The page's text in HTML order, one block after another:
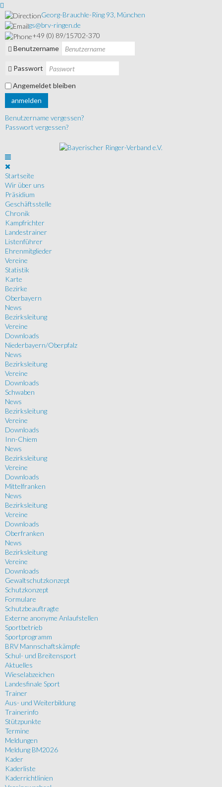
Georg-Brauchle-Ring 93, München
gs@brv-ringen.de
+49 (0) 89/15702-370
Benutzername
Passwort
Angemeldet bleiben
anmelden
Benutzername vergessen?
Passwort vergessen?
Startseite
Wir über uns
Präsidium
Geschäftsstelle
Chronik
Kampfrichter
Landestrainer
Listenführer
Ehrenmitglieder
Vereine
Statistik
Karte
Bezirke
Oberbayern
News
Bezirksleitung
Vereine
Downloads
Niederbayern/Oberpfalz
News
Bezirksleitung
Vereine
Downloads
Schwaben
News
Bezirksleitung
Vereine
Downloads
Inn-Chiem
News
Bezirksleitung
Vereine
Downloads
Mittelfranken
News
Bezirksleitung
Vereine
Downloads
Oberfranken
News
Bezirksleitung
Vereine
Downloads
Gewaltschutzkonzept
Schutzkonzept
Formulare
Schutzbeauftragte
Externe anonyme Anlaufstellen
Sportbetrieb
Sportprogramm
BRV Mannschaftskämpfe
Schul- und Breitensport
Aktuelles
Wieselabzeichen
Landesfinale Sport
Trainer
Aus- und Weiterbildung
Trainerinfo
Stützpunkte
Termine
Meldungen
Meldung BM2026
Kader
Kaderliste
Kaderrichtlinien